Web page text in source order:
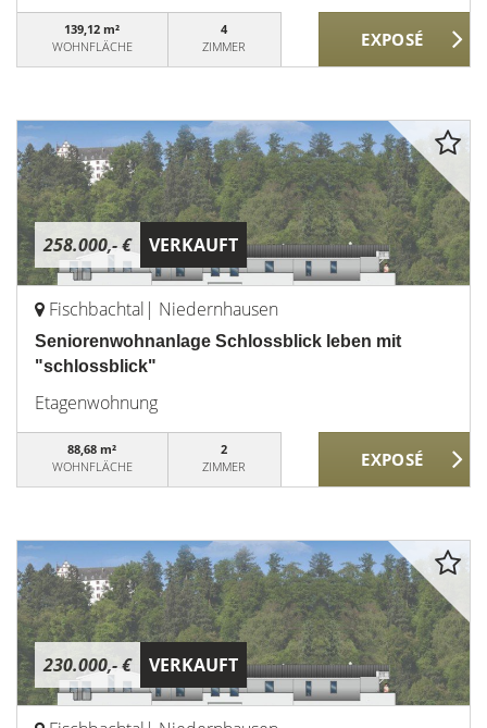
139,12 m²
WOHNFLÄCHE
4
ZIMMER
258.000,- € VERKAUFT
Fischbachtal| Niedernhausen
Seniorenwohnanlage Schlossblick leben mit
"schlossblick"
Etagenwohnung
88,68 m²
WOHNFLÄCHE
2
ZIMMER
230.000,- € VERKAUFT